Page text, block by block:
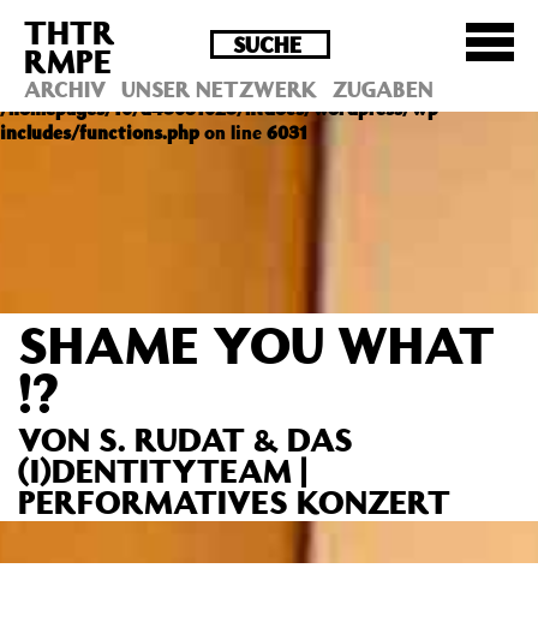
Deprecated : Die Funktion post_permalink ist seit
Version 4.4.0 veraltet! Verwende stattdessen
get_permalink(). in
/homepages/10/d43051023/htdocs/wordpress/wp-
includes/functions.phpon line 6031
THTR
RMPE
ARCHIV UNSER NETZWERK ZUGABEN
SHAME YOU WHAT
!?
VON S. RUDAT & DAS
(I)DENTITYTEAM |
PERFORMATIVES KONZERT